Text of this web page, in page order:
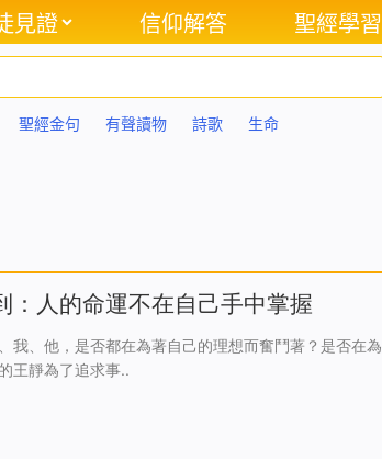
見證 信仰解答 聖經學習
聖經金句 有聲讀物 詩歌 生命
：人的命運不在自己手中掌握
我、他，是否都在為著自己的理想而奮鬥著？是否在為
王靜為了追求事..